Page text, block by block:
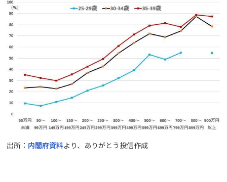
出所： 内閣府資料より、ありがとう投信作成